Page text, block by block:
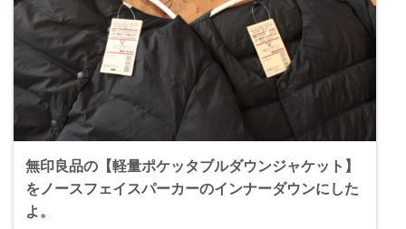
無印良品の【軽量ポケッタブルダウンジャケット】
をノースフェイスパーカーのインナーダウンにした
よ。